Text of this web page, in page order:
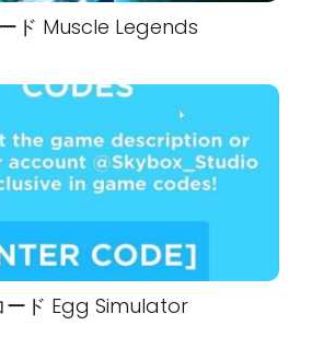
ド Muscle Legends
ード Egg Simulator